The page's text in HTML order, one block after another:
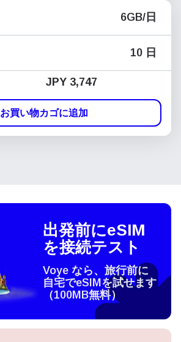
6GB/日
10 日
JPY 3,747
お買い物カゴに追加
出発前にeSIM
を接続テスト
Voye なら、旅行前に
自宅でeSIMを試せます
（100MB無料）